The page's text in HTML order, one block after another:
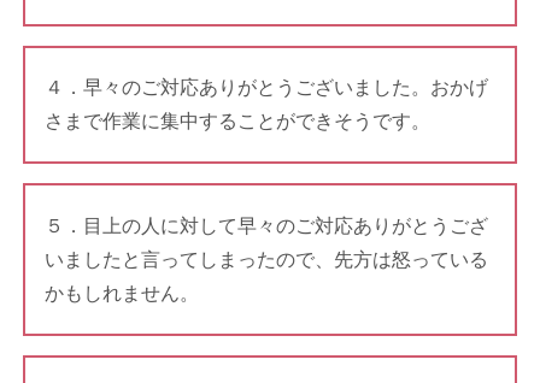
４．早々のご対応ありがとうございました。おかげ
さまで作業に集中することができそうです。
５．目上の人に対して早々のご対応ありがとうござ
いましたと言ってしまったので、先方は怒っている
かもしれません。